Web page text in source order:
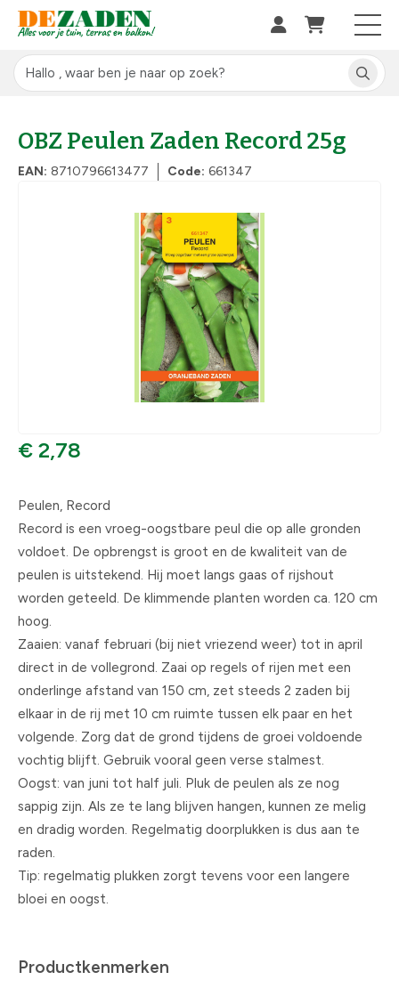
OBZ Peulen Zaden Record 25g
EAN: 8710796613477 Code: 661347
€ 2,78
Peulen, Record
Record is een vroeg-oogstbare peul die op alle gronden
voldoet. De opbrengst is groot en de kwaliteit van de
peulen is uitstekend. Hij moet langs gaas of rijshout
worden geteeld. De klimmende planten worden ca. 120 cm
hoog.
Zaaien: vanaf februari (bij niet vriezend weer) tot in april
direct in de vollegrond. Zaai op regels of rijen met een
onderlinge afstand van 150 cm, zet steeds 2 zaden bij
elkaar in de rij met 10 cm ruimte tussen elk paar en het
volgende. Zorg dat de grond tijdens de groei voldoende
vochtig blijft. Gebruik vooral geen verse stalmest.
Oogst: van juni tot half juli. Pluk de peulen als ze nog
sappig zijn. Als ze te lang blijven hangen, kunnen ze melig
en dradig worden. Regelmatig doorplukken is dus aan te
raden.
Tip: regelmatig plukken zorgt tevens voor een langere
bloei en oogst.
Productkenmerken